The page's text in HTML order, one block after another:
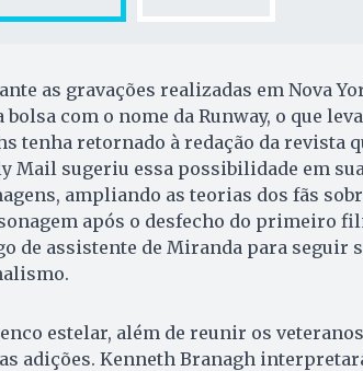
as gravações realizadas em Nova
bolsa com o nome da Runway, o que
tenha retornado à redação da revista
Mail sugeriu essa possibilidade em
ampliando as teorias dos fãs
após o desfecho do primeiro
de assistente de Miranda para seguir
estelar, além de reunir os
adições. Kenneth Branagh